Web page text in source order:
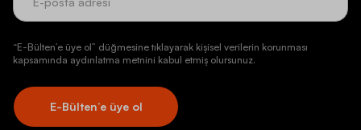
“E-Bülten’e üye ol” düğmesine tıklayarak kişisel verilerin korunması
kapsamında aydınlatma metnini kabul etmiş olursunuz.
E-Bülten’e üye ol